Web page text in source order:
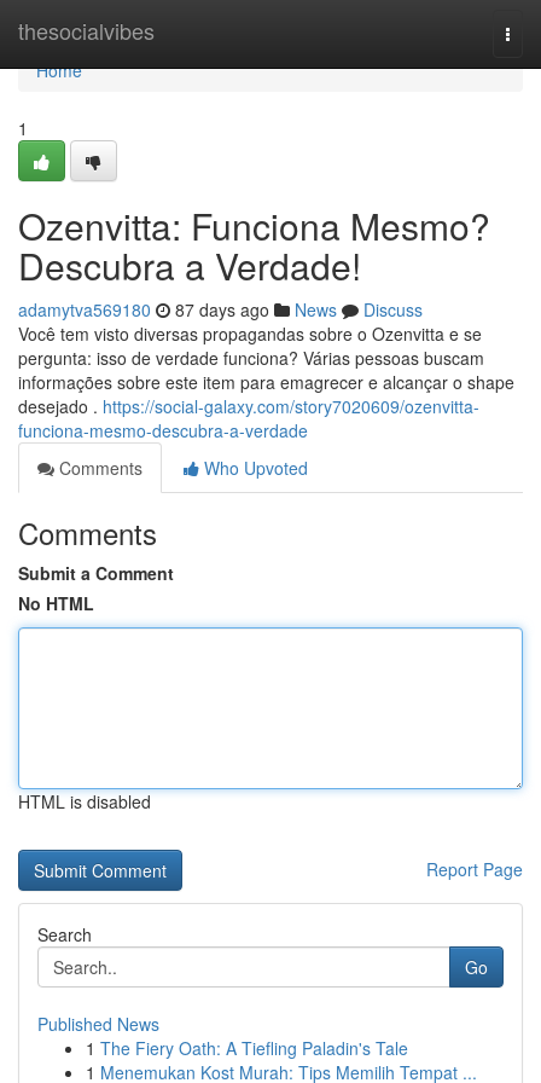
thesocialvibes
Home
Home
1
Ozenvitta: Funciona Mesmo?
Descubra a Verdade!
adamytva569180 87 days ago News
Discuss
Você tem visto diversas propagandas sobre o Ozenvitta e se
pergunta: isso de verdade funciona? Várias pessoas buscam
informações sobre este item para emagrecer e alcançar o shape
desejado . https://social-galaxy.com/story7020609/ozenvitta-
funciona-mesmo-descubra-a-verdade
Comments
Who Upvoted
Comments
Submit a Comment
No HTML
HTML is disabled
Report Page
Search
Go
Published News
1 The Fiery Oath: A Tiefling Paladin's Tale
1 Menemukan Kost Murah: Tips Memilih Tempat ...